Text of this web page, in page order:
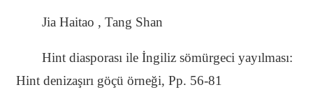
Jia Haitao , Tang Shan
Hint diasporası ile İngiliz sömürgeci yayılması:
Hint denizaşırı göçü örneği, Pp. 56-81